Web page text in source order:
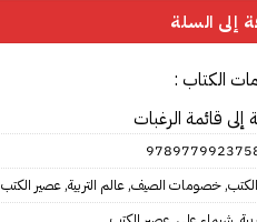
إلى السلة
الكتاب :
إلى قائمة الرغبات
,خصومات الصيف,عالم التربية,عصير الكتب